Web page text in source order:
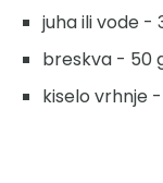
juha ili vode -
breskva - 50
kiselo vrhnje